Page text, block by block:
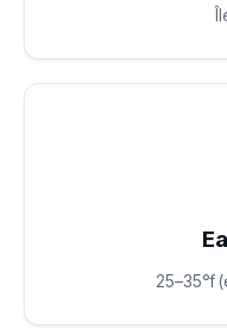
25–35°f